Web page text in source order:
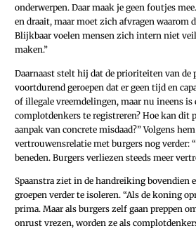
onderwerpen. Daar maak je geen foutjes
en draait, maar moet zich afvragen waarom
Blijkbaar voelen mensen zich intern niet
maken.”
Daarnaast stelt hij dat de prioriteiten van
voortdurend geroepen dat er geen tijd en
of illegale vreemdelingen, maar nu ineens
complotdenkers te registreren? Hoe kan dit
aanpak van concrete misdaad?” Volgens
vertrouwensrelatie met burgers nog verder:
beneden. Burgers verliezen steeds meer
Spaanstra ziet in de handreiking bovendien
groepen verder te isoleren. “Als de koning
prima. Maar als burgers zelf gaan preppen
onrust vrezen, worden ze als